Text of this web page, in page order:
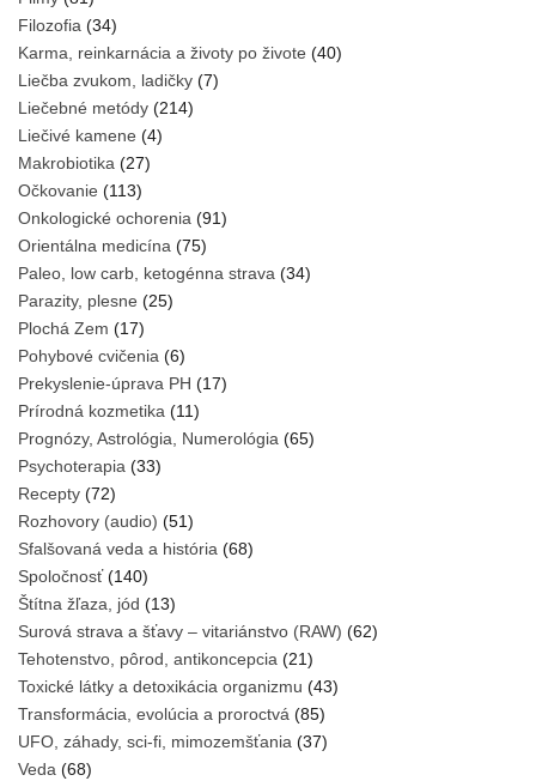
Filozofia (34)
Karma, reinkarnácia a životy po živote (40)
Liečba zvukom, ladičky (7)
Liečebné metódy (214)
Liečivé kamene (4)
Makrobiotika (27)
Očkovanie (113)
Onkologické ochorenia (91)
Orientálna medicína (75)
Paleo, low carb, ketogénna strava (34)
Parazity, plesne (25)
Plochá Zem (17)
Pohybové cvičenia (6)
Prekyslenie-úprava PH (17)
Prírodná kozmetika (11)
Prognózy, Astrológia, Numerológia (65)
Psychoterapia (33)
Recepty (72)
Rozhovory (audio) (51)
Sfalšovaná veda a história (68)
Spoločnosť(140)
Štítna žľaza, jód (13)
Surová strava a šťavy – vitariánstvo (RAW) (62)
Tehotenstvo, pôrod, antikoncepcia (21)
Toxické látky a detoxikácia organizmu (43)
Transformácia, evolúcia a proroctvá (85)
UFO, záhady, sci-fi, mimozemšťania (37)
Veda (68)